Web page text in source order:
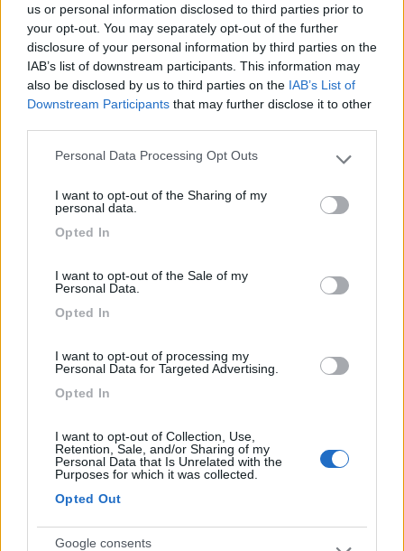
us or personal information disclosed to third parties prior to
your opt-out. You may separately opt-out of the further
disclosure of your personal information by third parties on the
IAB’s list of downstream participants. This information may
also be disclosed by us to third parties on the IAB’s List of
Downstream Participants that may further disclose it to other
Please note that this website/app uses one or more Google
not limited to your visit or usage behaviour. You may click to
grant or deny consent to Google and its third-party tags to
use your data for below specified purposes in below Google
Personal Data Processing Opt Outs
I want to opt-out of the Sharing of my
personal data.
Opted In
I want to opt-out of the Sale of my
Personal Data.
Opted In
I want to opt-out of processing my
Personal Data for Targeted Advertising.
Opted In
I want to opt-out of Collection, Use,
Retention, Sale, and/or Sharing of my
Personal Data that Is Unrelated with the
Purposes for which it was collected.
Opted Out
Google consents
Cascina La Commenda
10 1
Servizi / Posizione
Area in campagna a 1 km dal centro, pianeggiante,
Peveragno (CN) - 478.1km
Via Vecchia di Santa Margherita n° 5
Area di sosta (PS)
Cascina Veja